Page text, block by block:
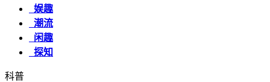
娱趣
潮流
闲趣
探知
科普